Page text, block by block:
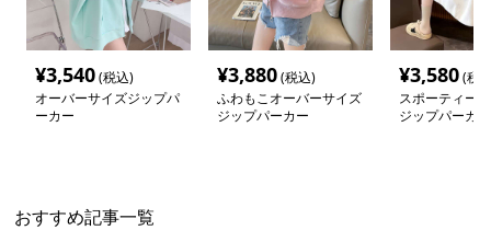
¥3,540(税込)
オーバーサイズジップパ
ーカー
¥3,880(税込)
ふわもこオーバーサイズ
ジップパーカー
¥3,580(税
スポーティー
ジップパーカー
おすすめ記事一覧